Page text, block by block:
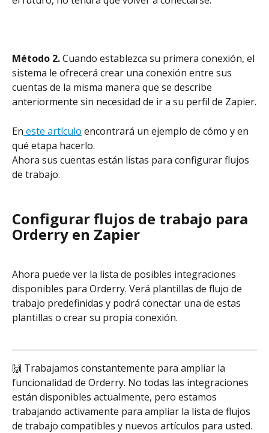
Método 2. Cuando establezca su primera conexión, el
sistema le ofrecerá crear una conexión entre sus
cuentas de la misma manera que se describe
anteriormente sin necesidad de ir a su perfil de Zapier.
En este artículo encontrará un ejemplo de cómo y en
qué etapa hacerlo.
Ahora sus cuentas están listas para configurar flujos
de trabajo.
Configurar flujos de trabajo para
Orderry en Zapier
Ahora puede ver la lista de posibles integraciones
disponibles para Orderry. Verá plantillas de flujo de
trabajo predefinidas y podrá conectar una de estas
plantillas o crear su propia conexión.
🙌 Trabajamos constantemente para ampliar la
funcionalidad de Orderry. No todas las integraciones
están disponibles actualmente, pero estamos
trabajando activamente para ampliar la lista de flujos
de trabajo compatibles y nuevos artículos para usted.